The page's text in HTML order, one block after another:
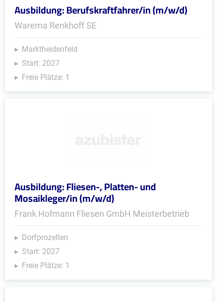
Ausbildung: Berufskraftfahrer/in (m/w/d)
Warema Renkhoff SE
Marktheidenfeld
Start: 2027
Freie Plätze: 1
Ausbildung: Fliesen-, Platten- und
Mosaikleger/in (m/w/d)
Frank Hofmann Fliesen GmbH Meisterbetrieb
Dorfprozelten
Start: 2027
Freie Plätze: 1